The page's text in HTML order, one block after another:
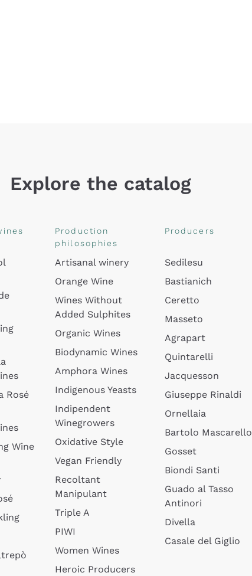
Explore the catalog
Rosé
Wine
Production
philosophies
Artisanal winery
Orange Wine
Wines Without
Added Sulphites
Organic Wines
Biodynamic Wines
Amphora Wines
Indigenous Yeasts
Indipendent
Winegrowers
Oxidative Style
Vegan Friendly
Recoltant
Manipulant
Triple A
PIWI
Women Wines
Heroic Producers
Producers
Sedilesu
Bastianich
Ceretto
Masseto
Agrapart
Quintarelli
Jacquesson
Giuseppe Rinaldi
Ornellaia
Bartolo Mascarello
Gosset
Biondi Santi
Guado al Tasso
Antinori
Divella
Casale del Giglio